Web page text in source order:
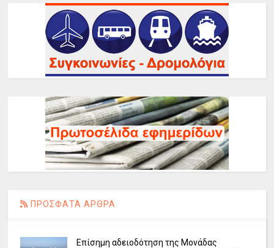
ΠΡΟΣΦΑΤΑ ΑΡΘΡΑ
Επίσημη αδειοδότηση της Μονάδας